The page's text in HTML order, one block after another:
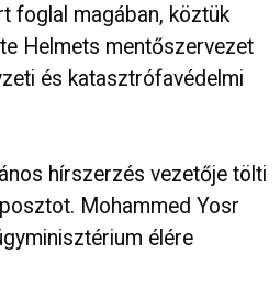
foglal magában, köztük
Helmets mentőszervezet
és katasztrófavédelmi
hírszerzés vezetője tölti
Mohammed Yosr
élére